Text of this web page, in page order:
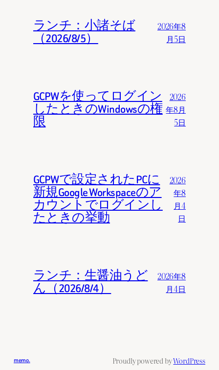
ランチ：小諸そば
（2026/8/5）
2026年8
月5日
GCPWを使ってログイン
したときのWindowsの権
限
2026
年8月
5日
GCPWで設定されたPCに
新規Google Workspaceのア
カウントでログインし
たときの挙動
2026
年8
月4
日
ランチ：生醤油うど
ん（2026/8/4）
2026年8
月4日
memo. Proudly powered byWordPress